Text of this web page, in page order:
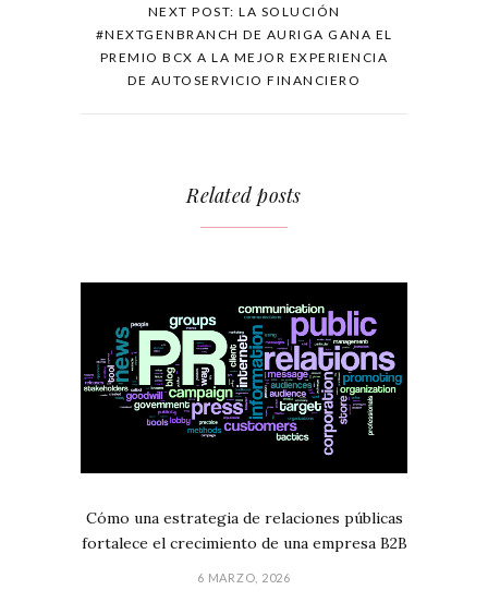
NEXT POST: LA SOLUCIÓN
#NEXTGENBRANCH DE AURIGA GANA EL
PREMIO BCX A LA MEJOR EXPERIENCIA
DE AUTOSERVICIO FINANCIERO
Related posts
Cómo una estrategia de relaciones públicas
fortalece el crecimiento de una empresa B2B
6 MARZO, 2026